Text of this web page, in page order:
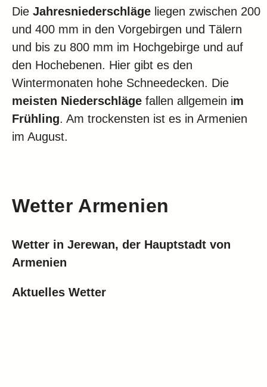
Die Jahresniederschläge liegen zwischen 200
und 400 mm in den Vorgebirgen und Tälern
und bis zu 800 mm im Hochgebirge und auf
den Hochebenen. Hier gibt es den
Wintermonaten hohe Schneedecken. Die
meisten Niederschläge fallen allgemein im
Frühling. Am trockensten ist es in Armenien
im August.
Wetter Armenien
Wetter in Jerewan, der Hauptstadt von
Armenien
Aktuelles Wetter